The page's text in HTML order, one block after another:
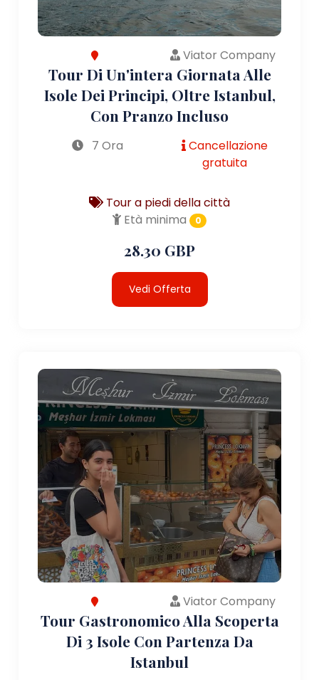
Viator Company
Tour Di Un'intera Giornata Alle
Isole Dei Principi, Oltre Istanbul,
Con Pranzo Incluso
7 Ora
Cancellazione
gratuita
Tour a piedi della città
Età minima
0
28.30 GBP
Vedi Offerta
Viator Company
Tour Gastronomico Alla Scoperta
Di 3 Isole Con Partenza Da
Istanbul